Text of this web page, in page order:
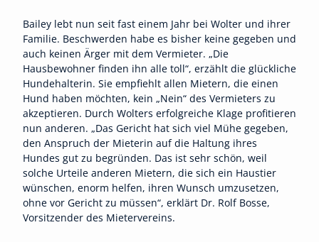
Bailey lebt nun seit fast einem Jahr bei Wolter und ihrer
Familie. Beschwerden habe es bisher keine gegeben und
auch keinen Ärger mit dem Vermieter. „Die
Hausbewohner finden ihn alle toll“, erzählt die glückliche
Hundehalterin. Sie empfiehlt allen Mietern, die einen
Hund haben möchten, kein „Nein“ des Vermieters zu
akzeptieren. Durch Wolters erfolgreiche Klage profitieren
nun anderen. „Das Gericht hat sich viel Mühe gegeben,
den Anspruch der Mieterin auf die Haltung ihres
Hundes gut zu begründen. Das ist sehr schön, weil
solche Urteile anderen Mietern, die sich ein Haustier
wünschen, enorm helfen, ihren Wunsch umzusetzen,
ohne vor Gericht zu müssen“, erklärt Dr. Rolf Bosse,
Vorsitzender des Mietervereins.